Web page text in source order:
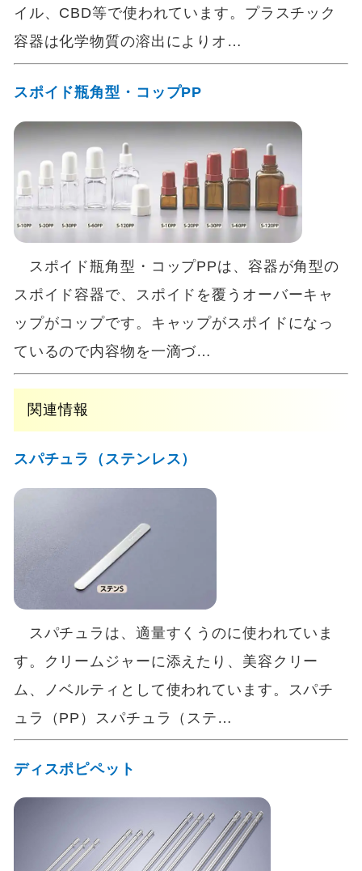
イル、CBD等で使われています。プラスチック
容器は化学物質の溶出によりオ…
スポイド瓶角型・コップPP
スポイド瓶角型・コップPPは、容器が角型の
スポイド容器で、スポイドを覆うオーバーキャ
ップがコップです。キャップがスポイドになっ
ているので内容物を一滴づ…
関連情報
スパチュラ（ステンレス）
スパチュラは、適量すくうのに使われていま
す。クリームジャーに添えたり、美容クリー
ム、ノベルティとして使われています。スパチ
ュラ（PP）スパチュラ（ステ…
ディスポピペット